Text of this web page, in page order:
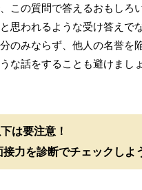
この質問で答えるおもしろ
思われるような受け答えで
のみならず、他人の名誉を
な話をすることも避けましょ
は要注意！
接力を診断でチェックしよ